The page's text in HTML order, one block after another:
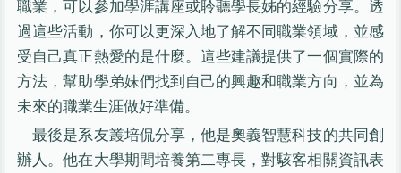
職業，可以參加學涯講座或聆聽學長姊的經驗分享。透
過這些活動，你可以更深入地了解不同職業領域，並感
受自己真正熱愛的是什麼。這些建議提供了一個實際的
方法，幫助學弟妹們找到自己的興趣和職業方向，並為
未來的職業生涯做好準備。
最後是系友叢培侃分享，他是奧義智慧科技的共同創
辦人。他在大學期間培養第二專長，對駭客相關資訊表